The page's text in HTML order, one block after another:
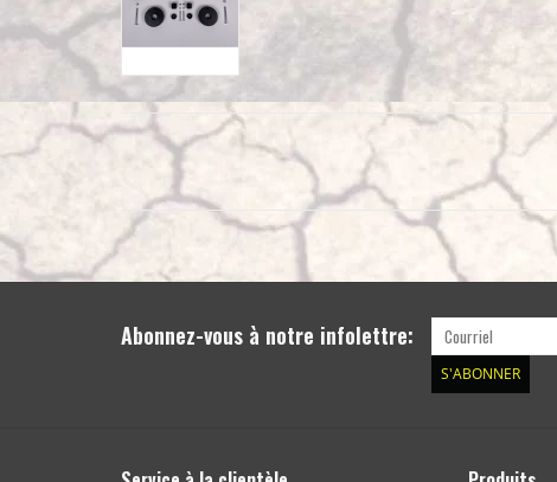
Abonnez-vous à notre infolettre:
S'ABONNER